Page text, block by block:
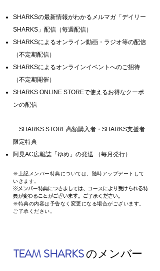
SHARKSの最新情報がわかるメルマガ「デイリー
SHARKS」配信（毎週配信）
SHARKSによるオンライン動画・ラジオ等の配信
（不定期配信）
​SHARKSによるオンラインイベントへのご招待
（不定期開催）
SHARKS ONLINE STOREで使えるお得なクーポ
ンの配信
SHARKS STORE高額購入者・SHARKS支援者
限定特典
阿見AC広報誌「ゆめ」の発送 （毎月発行）
※上記メンバー特典については、随時アップデートして
いきます。
※メンバー特典につきましては、コースにより受けられる特
典が変わることがございます。ご了承ください。
※特典の内容は予告なく変更になる場合がございます。
ご了承ください。
TEAM SHARKSのメンバー